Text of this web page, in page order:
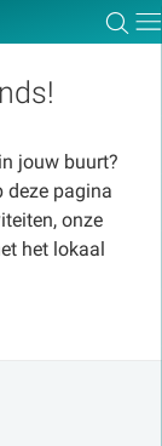
jouw buurt?
deze pagina
onze
het lokaal